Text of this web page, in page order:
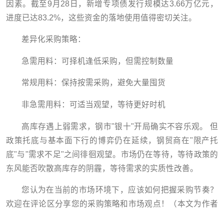
因素。截至9月28日，新增专项债发行规模达3.66万亿元，
进度已达83.2%，这些资金的落地使用值得密切关注。
差异化采购策略：
急需用料：可择机逢低采购，但需控制数量
常规用料：保持按需采购，避免大量囤货
非急需用料：可适当观望，等待更好时机
高库存遇上弱需求，钢市"银十"开局确实不容乐观。 但
政策托底与基本面下行的博弈仍在延续，钢贸商在"限产托
底"与"需求不足"之间徘徊观望。市场仍在等待，等待政策的
东风能否吹散高库存的阴霾，等待需求的实质性改善。
您认为在当前的市场环境下，应该如何把握采购节奏？
欢迎在评论区分享您的采购策略和市场观点！（本文为作者